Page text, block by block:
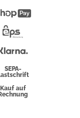
Pay
Überweisung
SEPA-
Kauf auf